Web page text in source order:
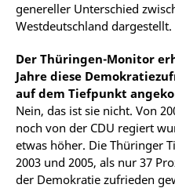
genereller Unterschied
Westdeutschland dargestellt.
Der Thüringen-Monitor
Jahre diese
auf dem Tiefpunkt
Nein, das ist sie nicht. Von
noch von der CDU regiert
etwas höher. Die Thüringer
2003 und 2005, als nur 37
der Demokratie zufrieden